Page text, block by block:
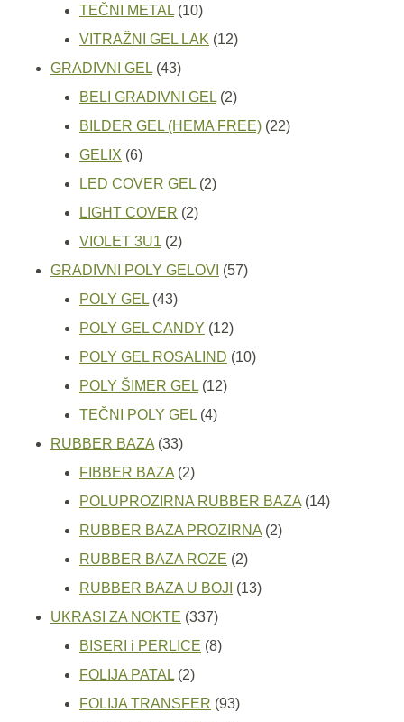
proizvoda
TEČNI METAL 1010
proizvoda
VITRAŽNI GEL LAK 1212
GRADIVNI GEL 4343
proizvoda
BELI GRADIVNI GEL 22
proizvoda
BILDER GEL (HEMA FREE) 2222
GELIX 66
proizvoda
LED COVER GEL 22
LIGHT COVER 22
VIOLET 3U1 22
proizvoda
GRADIVNI POLY GELOVI 5757
POLY GEL 4343
proizvoda
POLY GEL CANDY 1212
proizvoda
POLY GEL ROSALIND 1010
POLY ŠIMER GEL 1212
TEČNI POLY GEL 44
RUBBER BAZA 3333
proizvoda
FIBBER BAZA 22
proizvoda
POLUPROZIRNA RUBBER BAZA 1414
RUBBER BAZA PROZIRNA 22
RUBBER BAZA ROZE 22
proizvoda
RUBBER BAZA U BOJI 1313
UKRASI ZA NOKTE 337337
proizvoda
BISERI i PERLICE 88
FOLIJA PATAL 22
proizvoda
FOLIJA TRANSFER 9393